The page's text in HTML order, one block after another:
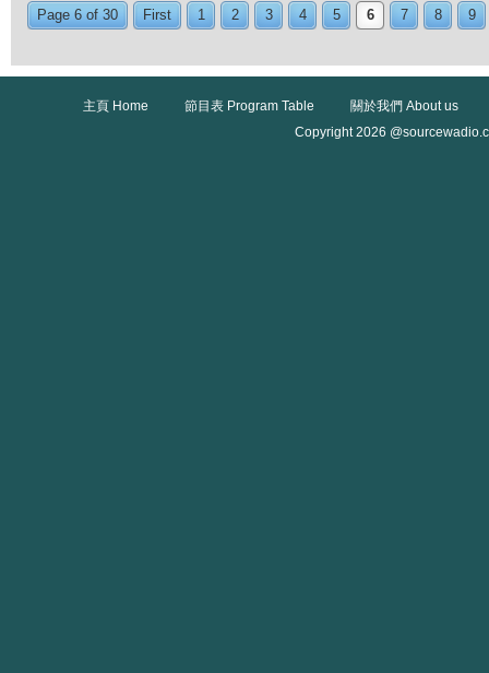
Page 6 of 30 First 1 2 3 4 5 6 7 8 9
主頁 Home 節目表 Program Table
關於我們 About us
Copyright 2026